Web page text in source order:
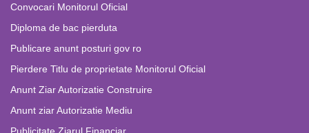
Convocari Monitorul Oficial
Diploma de bac pierduta
Publicare anunt posturi gov ro
Pierdere Titlu de proprietate Monitorul Oficial
Anunt Ziar Autorizatie Construire
Anunt ziar Autorizatie Mediu